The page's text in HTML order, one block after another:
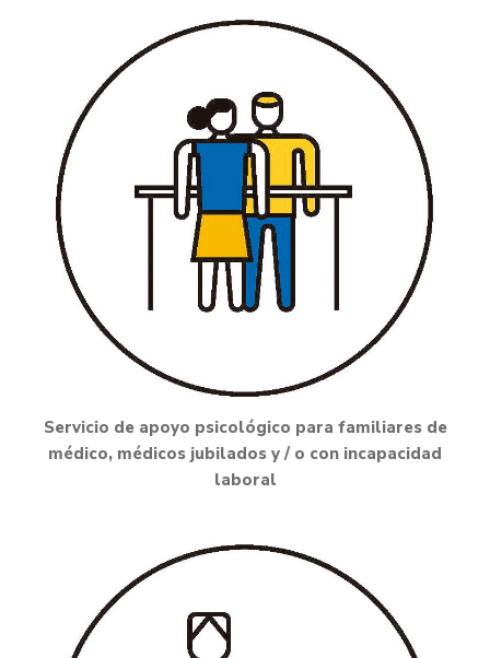
Servicio de apoyo psicológico para familiares de
médico, médicos jubilados y / o con incapacidad
laboral